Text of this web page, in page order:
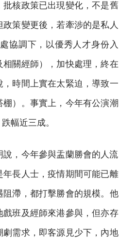
核政策已出現變化，不是舊
策變更後，若牽涉的是私人
協調下，以優秀人才身份入
關經師），加快處理，終在
時間上實在太緊迫，導致一
）。事實上，今年有公演潮
幅近三成。
，今年參與盂蘭勝會的人流
長人士，疫情期間可能已離
滯，都打擊勝會的規模。他
班及經師來港參與，但亦存
需求，即客源見少下，內地